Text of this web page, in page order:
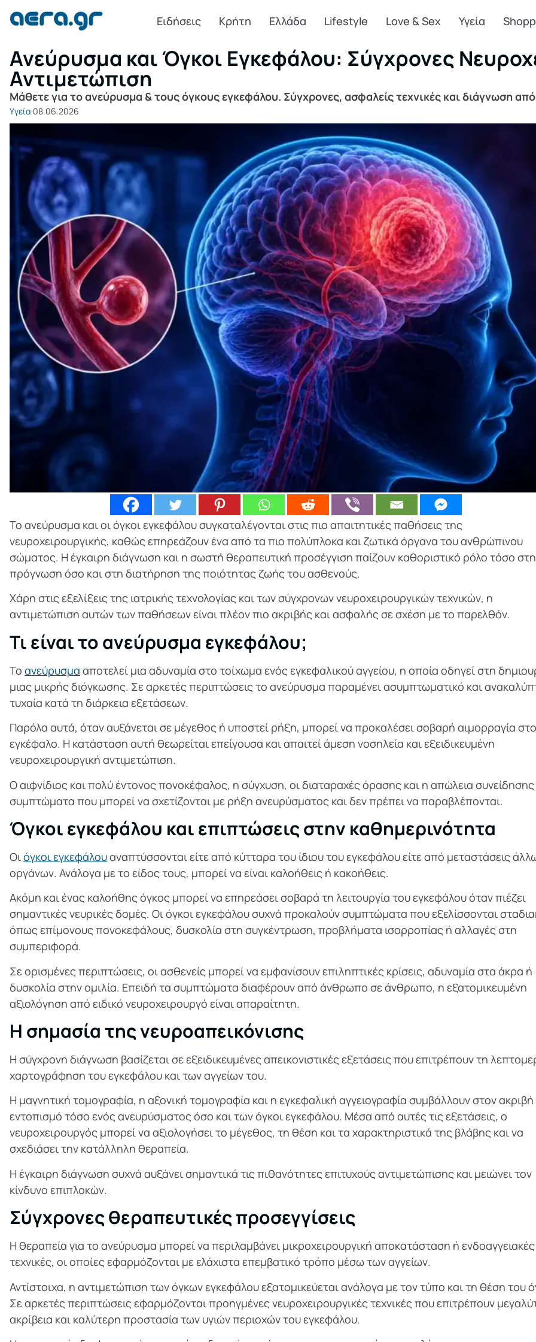
Ειδήσεις Κρήτη Ελλάδα Lifestyle Love & Sex Υγεία
Ανεύρυσμα και Όγκοι Εγκεφάλου: Σύγχρονες
Αντιμετώπιση
Μάθετε για το ανεύρυσμα & τους όγκους εγκεφάλου. Σύγχρονες, ασφαλείς τεχνικές και διάγνωση
Υγεία 08.06.2026
Το ανεύρυσμα και οι όγκοι εγκεφάλου συγκαταλέγονται στις πιο απαιτητικές παθήσεις της
νευροχειρουργικής, καθώς επηρεάζουν ένα από τα πιο πολύπλοκα και ζωτικά όργανα του ανθρώπινου
σώματος. Η έγκαιρη διάγνωση και η σωστή θεραπευτική προσέγγιση παίζουν καθοριστικό ρόλο τόσο
πρόγνωση όσο και στη διατήρηση της ποιότητας ζωής του ασθενούς.
Χάρη στις εξελίξεις της ιατρικής τεχνολογίας και των σύγχρονων νευροχειρουργικών τεχνικών, η
αντιμετώπιση αυτών των παθήσεων είναι πλέον πιο ακριβής και ασφαλής σε σχέση με το παρελθόν.
Τι είναι το ανεύρυσμα εγκεφάλου;
Το ανεύρυσμα αποτελεί μια αδυναμία στο τοίχωμα ενός εγκεφαλικού αγγείου, η οποία οδηγεί στη
μιας μικρής διόγκωσης. Σε αρκετές περιπτώσεις το ανεύρυσμα παραμένει ασυμπτωματικό και
τυχαία κατά τη διάρκεια εξετάσεων.
Παρόλα αυτά, όταν αυξάνεται σε μέγεθος ή υποστεί ρήξη, μπορεί να προκαλέσει σοβαρή αιμορραγία
εγκέφαλο. Η κατάσταση αυτή θεωρείται επείγουσα και απαιτεί άμεση νοσηλεία και εξειδικευμένη
νευροχειρουργική αντιμετώπιση.
Ο αιφνίδιος και πολύ έντονος πονοκέφαλος, η σύγχυση, οι διαταραχές όρασης και η απώλεια συνείδησης
συμπτώματα που μπορεί να σχετίζονται με ρήξη ανευρύσματος και δεν πρέπει να παραβλέπονται.
Όγκοι εγκεφάλου και επιπτώσεις στην καθημερινότητα
Οιόγκοι εγκεφάλουαναπτύσσονται είτε από κύτταρα του ίδιου του εγκεφάλου είτε από μεταστάσεις
οργάνων. Ανάλογα με το είδος τους, μπορεί να είναι καλοήθεις ή κακοήθεις.
Ακόμη και ένας καλοήθης όγκος μπορεί να επηρεάσει σοβαρά τη λειτουργία του εγκεφάλου όταν πιέζει
σημαντικές νευρικές δομές. Οι όγκοι εγκεφάλου συχνά προκαλούν συμπτώματα που εξελίσσονται
όπως επίμονους πονοκεφάλους, δυσκολία στη συγκέντρωση, προβλήματα ισορροπίας ή αλλαγές στη
συμπεριφορά.
Σε ορισμένες περιπτώσεις, οι ασθενείς μπορεί να εμφανίσουν επιληπτικές κρίσεις, αδυναμία στα άκρα ή
δυσκολία στην ομιλία. Επειδή τα συμπτώματα διαφέρουν από άνθρωπο σε άνθρωπο, η εξατομικευμένη
αξιολόγηση από ειδικό νευροχειρουργό είναι απαραίτητη.
Η σημασία της νευροαπεικόνισης
Η σύγχρονη διάγνωση βασίζεται σε εξειδικευμένες απεικονιστικές εξετάσεις που επιτρέπουν τη
χαρτογράφηση του εγκεφάλου και των αγγείων του.
Η μαγνητική τομογραφία, η αξονική τομογραφία και η εγκεφαλική αγγειογραφία συμβάλλουν στον ακριβή
εντοπισμό τόσο ενός ανευρύσματος όσο και των όγκοι εγκεφάλου. Μέσα από αυτές τις εξετάσεις, ο
νευροχειρουργός μπορεί να αξιολογήσει το μέγεθος, τη θέση και τα χαρακτηριστικά της βλάβης και να
σχεδιάσει την κατάλληλη θεραπεία.
Η έγκαιρη διάγνωση συχνά αυξάνει σημαντικά τις πιθανότητες επιτυχούς αντιμετώπισης και μειώνει τον
κίνδυνο επιπλοκών.
Σύγχρονες θεραπευτικές προσεγγίσεις
Η θεραπεία για το ανεύρυσμα μπορεί να περιλαμβάνει μικροχειρουργική αποκατάσταση ή ενδοαγγειακές
τεχνικές, οι οποίες εφαρμόζονται με ελάχιστα επεμβατικό τρόπο μέσω των αγγείων.
Αντίστοιχα, η αντιμετώπιση των όγκων εγκεφάλου εξατομικεύεται ανάλογα με τον τύπο και τη θέση του
Σε αρκετές περιπτώσεις εφαρμόζονται προηγμένες νευροχειρουργικές τεχνικές που επιτρέπουν
ακρίβεια και καλύτερη προστασία των υγιών περιοχών του εγκεφάλου.